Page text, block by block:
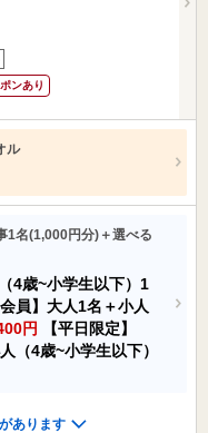
ンあり
ル
1名(1,000円分)＋選べる
4歳~小学生以下）1
員】大人1名＋小人
円
【平日限定】
（4歳~小学生以下）
あります